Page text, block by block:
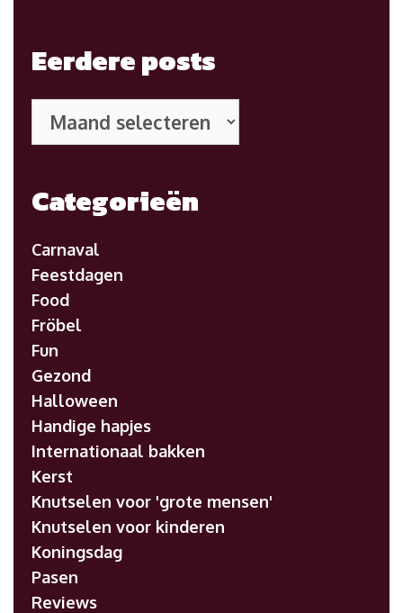
Eerdere posts
posts
Categorieën
Carnaval
Feestdagen
Food
Fröbel
Fun
Gezond
Halloween
Handige hapjes
Internationaal bakken
Kerst
Knutselen voor 'grote mensen'
Knutselen voor kinderen
Koningsdag
Pasen
Reviews